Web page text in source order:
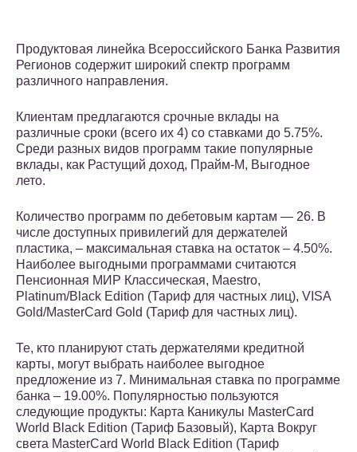
Продуктовая линейка Всероссийского Банка Развития
Регионов содержит широкий спектр программ
различного направления.
Клиентам предлагаются срочные вклады на
различные сроки (всего их 4) со ставками до 5.75%.
Среди разных видов программ такие популярные
вклады, как Растущий доход, Прайм-М, Выгодное
лето.
Количество программ по дебетовым картам — 26. В
числе доступных привилегий для держателей
пластика, – максимальная ставка на остаток – 4.50%.
Наиболее выгодными программами считаются
Пенсионная МИР Классическая, Maestro,
Platinum/Black Edition (Тариф для частных лиц), VISA
Gold/MasterCard Gold (Тариф для частных лиц).
Те, кто планируют стать держателями кредитной
карты, могут выбрать наиболее выгодное
предложение из 7. Минимальная ставка по программе
банка – 19.00%. Популярностью пользуются
следующие продукты: Карта Каникулы MasterCard
World Black Edition (Тариф Базовый), Карта Вокруг
света MasterCard World Black Edition (Тариф